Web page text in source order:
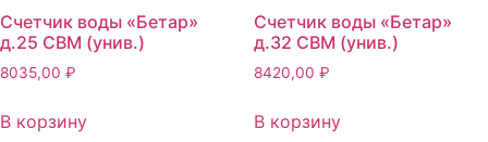
Счетчик воды «Бетар»
д.25 СВМ (унив.)
8035,00 ₽
В корзину
Счетчик воды «Бетар»
д.32 СВМ (унив.)
8420,00 ₽
В корзину